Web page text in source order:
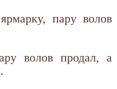
пару волов
волов продал, а